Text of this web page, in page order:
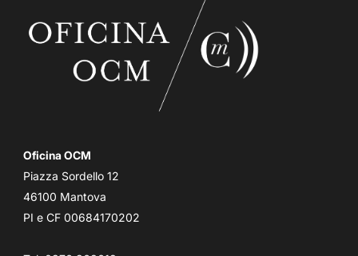
Oficina OCM
Piazza Sordello 12
46100 Mantova
PI e CF 00684170202